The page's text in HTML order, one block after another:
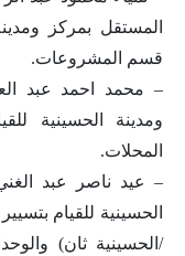
المستقل بمركز
قسم المشروعات.
– محمد احمد عبد
ومدينة الحسينية
المحلات.
– عيد ناصر عبد
الحسينية للقيام
/الحسينية ثان)